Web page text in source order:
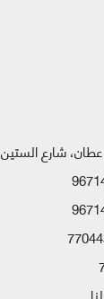
شارع الستين